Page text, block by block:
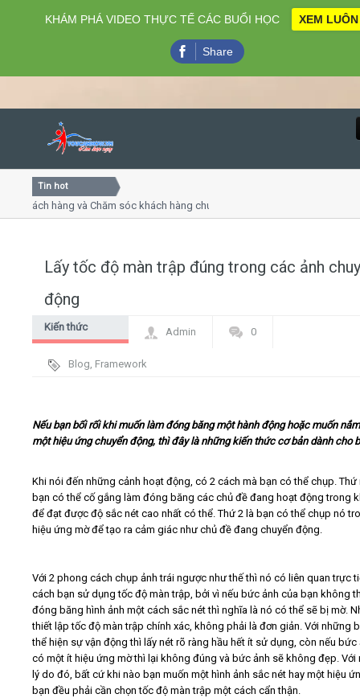
Close
Home
Kiến thức
Liên hệ - Đăng ký
Tin hot
hàng và Chăm sóc khách hàng chuyên nghiệp
Lấy tốc độ màn trập đúng trong các ảnh
động
Kiến thức
Admin 0
Blog, Framework
Nếu bạn bối rối khi muốn làm đóng băng một hành động hoặc muốn
một hiệu ứng chuyển động, thì đây là những kiến thức cơ bản dành cho
Khi nói đến những cảnh hoạt động, có 2 cách mà bạn có thể chụp. Thứ
bạn có thể cố gắng làm đóng băng các chủ đề đang hoạt động trong
để đạt được độ sắc nét cao nhất có thể. Thứ 2 là bạn có thể chụp nó
hiệu ứng mờ để tạo ra cảm giác như chủ đề đang chuyển động.
Với 2 phong cách chụp ảnh trái ngược như thế thì nó có liên quan trực
cách bạn sử dụng tốc độ màn trập, bởi vì nếu bức ảnh của bạn không
đóng băng hình ảnh một cách sắc nét thì nghĩa là nó có thể sẽ bị mờ.
thiết lập tốc độ màn trập chính xác, không phải là đơn giản. Với những
thể hiện sự vận động thì lấy nét rõ ràng hầu hết ít sử dụng, còn nếu bức
có một ít hiệu ứng mờ thì lại không đúng và bức ảnh sẽ không đẹp. Với
lý do đó, bất cứ khi nào bạn muốn một hình ảnh sắc nét hay một hiệu
bạn đều phải cần chọn tốc độ màn trập một cách cẩn thận.
KHÁM PHÁ VIDEO THỰC TẾ CÁC BUỔI HỌC XEM LUÔN
Share